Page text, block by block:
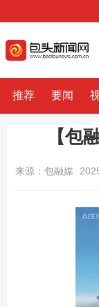
推荐 要闻
【包
来源：包融媒